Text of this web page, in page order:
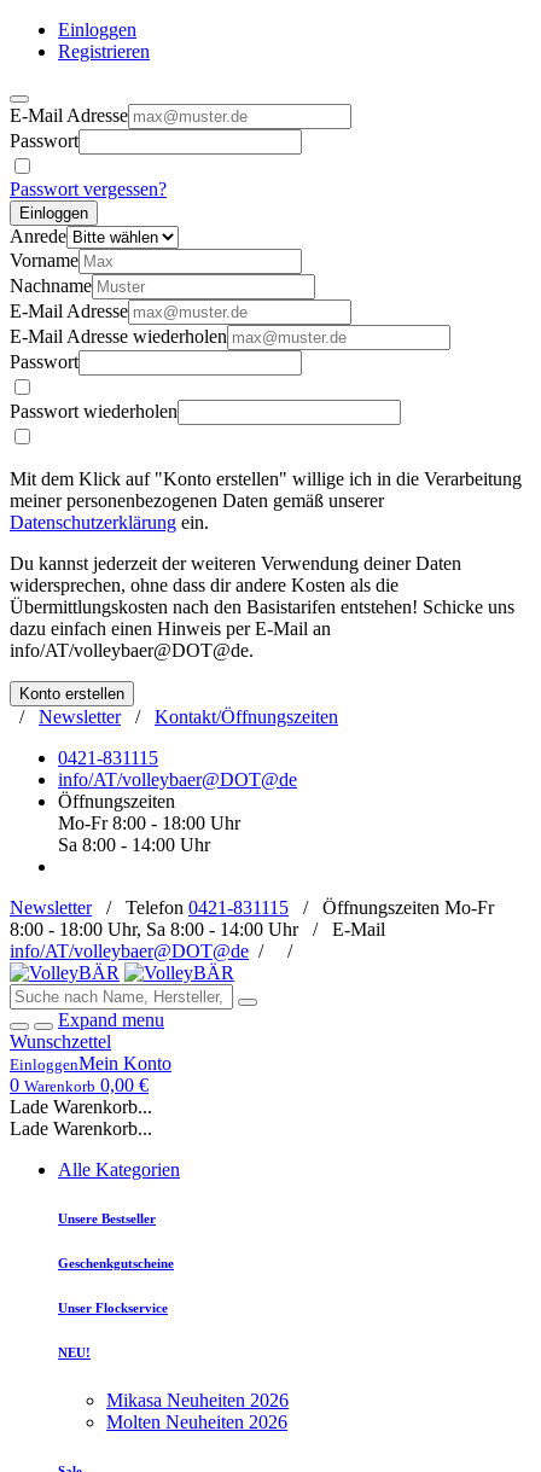
Einloggen
Registrieren
E-Mail Adresse
Passwort
Passwort vergessen?
Einloggen
Anrede
Vorname
Nachname
E-Mail Adresse
E-Mail Adresse wiederholen
Passwort
Passwort wiederholen
Mit dem Klick auf "Konto erstellen" willige ich in die Verarbeitung
meiner personenbezogenen Daten gemäß unserer
Datenschutzerklärung ein.
Du kannst jederzeit der weiteren Verwendung deiner Daten
widersprechen, ohne dass dir andere Kosten als die
Übermittlungskosten nach den Basistarifen entstehen! Schicke uns
dazu einfach einen Hinweis per E-Mail an
info/AT/volleybaer@DOT@de.
Konto erstellen
/ Newsletter/ Kontakt/Öffnungszeiten
0421-831115
info/AT/volleybaer@DOT@de
Öffnungszeiten
Mo-Fr 8:00 - 18:00 Uhr
Sa 8:00 - 14:00 Uhr
Newsletter/ Telefon 0421-831115 / Öffnungszeiten Mo-Fr
8:00 - 18:00 Uhr, Sa 8:00 - 14:00 Uhr / E-Mail
info/AT/volleybaer@DOT@de / /
Expand menu
Wunschzettel
EinloggenMein Konto
0 Warenkorb 0,00 €
Lade Warenkorb...
Lade Warenkorb...
Alle Kategorien
Unsere Bestseller
Geschenkgutscheine
Unser Flockservice
NEU!
Mikasa Neuheiten 2026
Molten Neuheiten 2026